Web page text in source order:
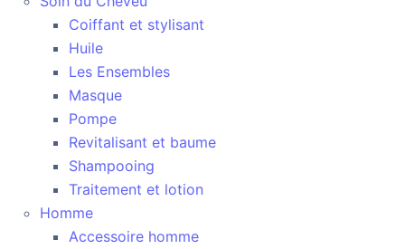
Coiffant et stylisant
Huile
Les Ensembles
Masque
Pompe
Revitalisant et baume
Shampooing
Traitement et lotion
Homme
Accessoire homme